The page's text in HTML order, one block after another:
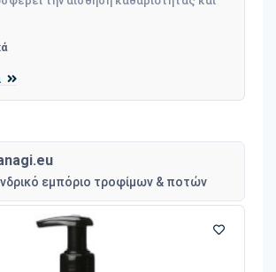
εμπόριο τροφίμων & ποτών